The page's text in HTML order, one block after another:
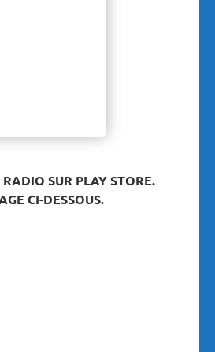
SUR PLAY STORE.
CI-DESSOUS.